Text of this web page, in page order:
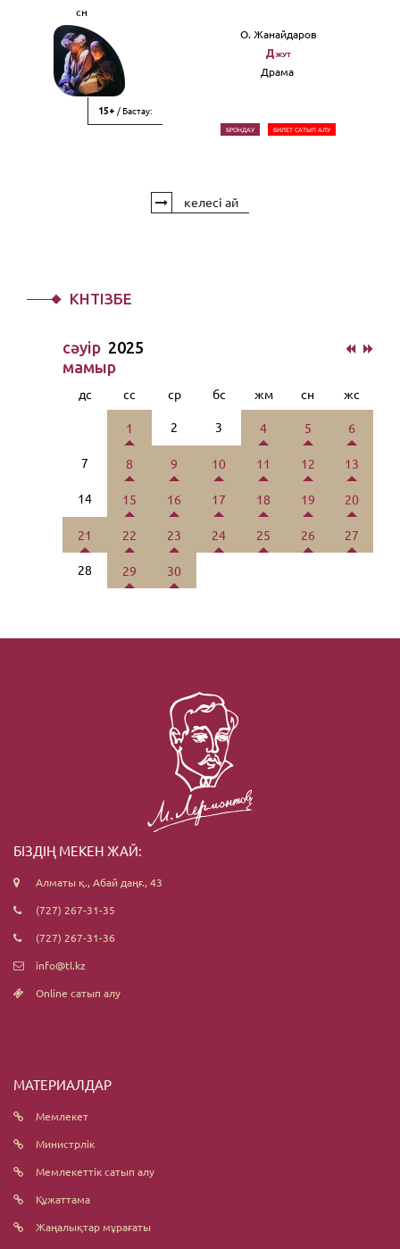
сн
15+ / Бастау:
О. Жанайдаров
Джут
Драма
БРОНДАУ БИЛЕТ САТЫП АЛУ
келесі ай
КҮНТІЗБЕ
сәуiр 2025
мамыр
дс сс ср бс жм сн жс
1 2 3 4 5 6
7 8 9 10 11 12 13
14 15 16 17 18 19 20
21 22 23 24 25 26 27
28 29 30
БІЗДІҢ МЕКЕН ЖАЙ:
Алматы қ., Абай даңғ., 43
(727) 267-31-35
(727) 267-31-36
info@tl.kz
Online сатып алу
МАТЕРИАЛДАР
Мемлекет
Министрлік
Мемлекеттік сатып алу
Құжаттама
Жаңалықтар мұрағаты